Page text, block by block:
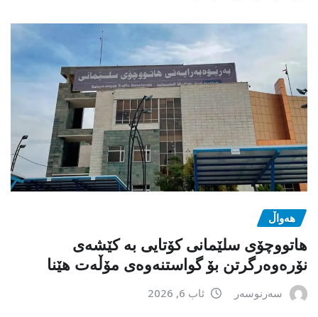
هەواڵ
هاتووچۆی سلێمانی کۆتایی بە کێشەی
نۆرەوەرگرتن بۆ گواستنەوەی مۆڵەت هێنا
سەرنوسەر ئاب 6, 2026